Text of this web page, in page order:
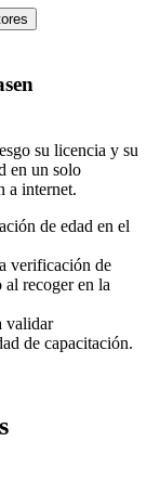
su licencia y su
en un solo
a internet.
de edad en el
verificación de
al recoger en la
validar
de capacitación.